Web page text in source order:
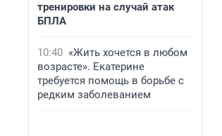
тренировки на случай атак
БПЛА
10:40 «Жить хочется в любом
возрасте». Екатерине
требуется помощь в борьбе с
редким заболеванием